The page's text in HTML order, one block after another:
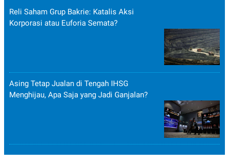
Reli Saham Grup Bakrie: Katalis Aksi
Korporasi atau Euforia Semata?
Asing Tetap Jualan di Tengah IHSG
Menghijau, Apa Saja yang Jadi Ganjalan?